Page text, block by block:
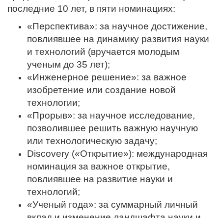
последние 10 лет, в пяти номинациях:
«Перспектива»: за научное достижение,
повлиявшее на динамику развития науки
и технологий (вручается молодым
ученым до 35 лет);
«Инженерное решение»: за важное
изобретение или создание новой
технологии;
«Прорыв»: за научное исследование,
позволившее решить важную научную
или технологическую задачу;
Discovery («Открытие»): международная
номинация за важное открытие,
повлиявшее на развитие науки и
технологий;
«Ученый года»: за суммарный личный